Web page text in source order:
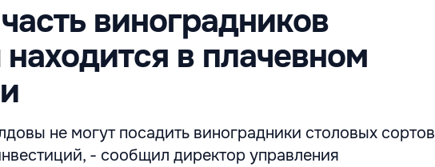
виноградников
в плачевном
не могут посадить виноградники столовых сортов
- сообщил директор управления